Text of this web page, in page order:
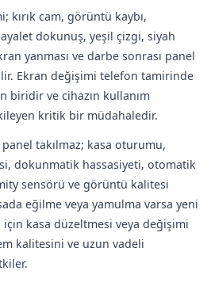
kırık cam, görüntü kaybı,
dokunuş, yeşil çizgi, siyah
yanması ve darbe sonrası panel
Ekran değişimi telefon tamirinde
biridir ve cihazın kullanım
kritik bir müdahaledir.
takılmaz; kasa oturumu,
dokunmatik hassasiyeti, otomatik
sensörü ve görüntü kalitesi
eğilme veya yamulma varsa yeni
için kasa düzeltmesi veya değişimi
kalitesini ve uzun vadeli